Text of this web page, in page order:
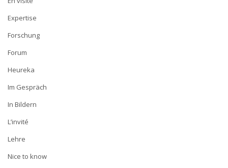
Expertise
Forschung
Forum
Heureka
Im Gespräch
In Bildern
L’invité
Lehre
Nice to know